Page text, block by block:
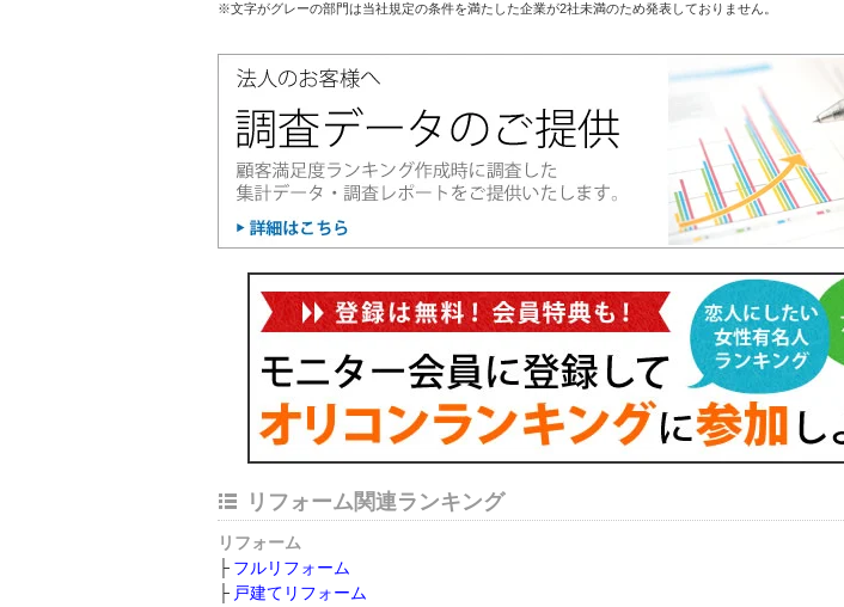
※文字がグレーの部門は当社規定の条件を満たした企業が2社未満のため発表しておりません。
リフォーム関連ランキング
リフォーム
フルリフォーム
戸建てリフォーム